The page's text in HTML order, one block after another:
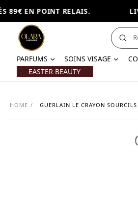
89€ EN POINT RELAIS.
PARFUMS SOINS VISAGE
EASTER BEAUTY
HOME / GUERLAIN LE CRAYON SOURCILS